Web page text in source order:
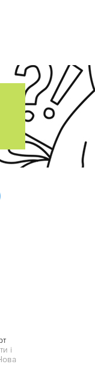
і